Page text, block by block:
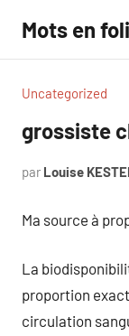
contenu
Mots en
Uncategorized
grossiste
par Louise
Ma source à
La
proportion
circulation